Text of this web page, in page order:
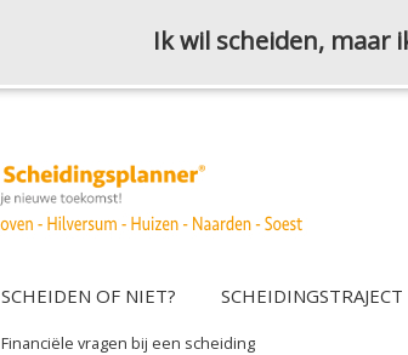
SCHEIDEN OF NIET? SCHEIDINGSTRAJECT
Financiële vragen bij een scheiding
Ik wil scheiden, maar